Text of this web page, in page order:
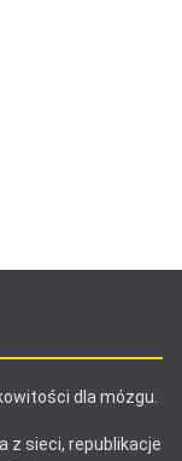
dla mózgu.
z sieci, republikacje